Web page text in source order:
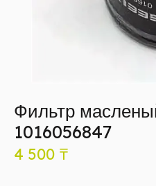
Фильтр
1016056847
4 500 ₸